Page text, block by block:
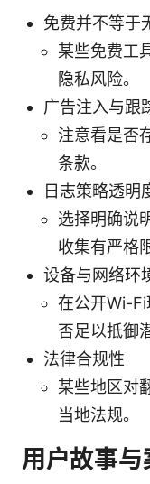
免费并不等于
某些免费工
隐私风险。
广告注入与跟
注意看是否
条款。
日志策略透明
选择明确说
收集有严格
设备与网络环
在公开Wi-Fi
否足以抵御
法律合规性
某些地区对
当地法规。
用户故事与